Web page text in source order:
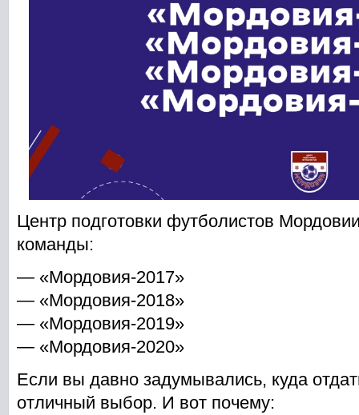
Центр подготовки футболистов
команды:
— «Мордовия-2017»
— «Мордовия-2018»
— «Мордовия-2019»
— «Мордовия-2020»
Если вы давно задумывались, куда
отличный выбор. И вот почему: